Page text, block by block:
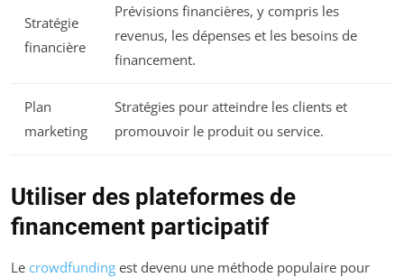
Stratégie
financière
Prévisions financières, y compris les
revenus, les dépenses et les besoins de
financement.
Plan
marketing
Stratégies pour atteindre les clients et
promouvoir le produit ou service.
Utiliser des plateformes de
financement participatif
Le crowdfunding est devenu une méthode populaire pour